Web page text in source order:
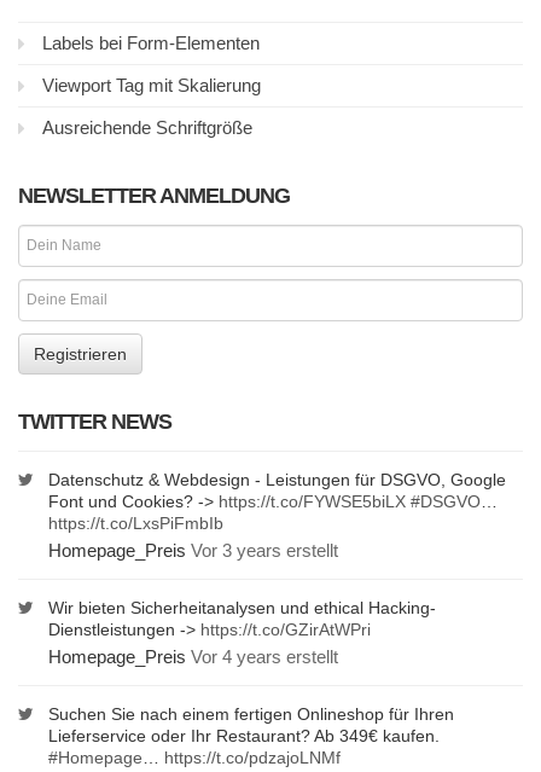
Labels bei Form-Elementen
Viewport Tag mit Skalierung
Ausreichende Schriftgröße
NEWSLETTER ANMELDUNG
TWITTER NEWS
Datenschutz & Webdesign - Leistungen für DSGVO, Google
Font und Cookies? -> https://t.co/FYWSE5biLX #DSGVO
https://t.co/LxsPiFmbIb
Homepage_Preis Vor 3 years erstellt
Wir bieten Sicherheitanalysen und ethical Hacking-
Dienstleistungen -> https://t.co/GZirAtWPri
Homepage_Preis Vor 4 years erstellt
Suchen Sie nach einem fertigen Onlineshop für Ihren
Lieferservice oder Ihr Restaurant? Ab 349€ kaufen.
#Homepage
https://t.co/pdzajoLNMf